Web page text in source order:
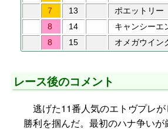
7
13 ポエットリー
8
14 キャンシーエ
8
15 オメガウイン
レース後のコメント
逃げた11番人気のエトヴプレが
勝利を掴んだ。最初のハナ争い